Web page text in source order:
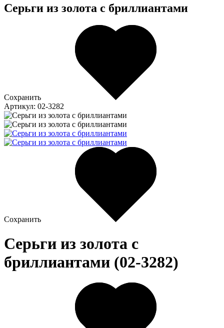
Серьги из золота c бриллиантами
Сохранить
Артикул: 02-3282
Сохранить
Серьги из золота c
бриллиантами (02-3282)